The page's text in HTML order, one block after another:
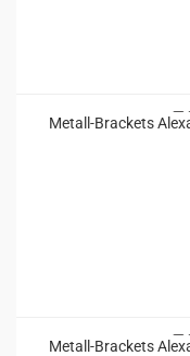
Metall-​​Bra­ckets
Metall-​​Bra­ckets